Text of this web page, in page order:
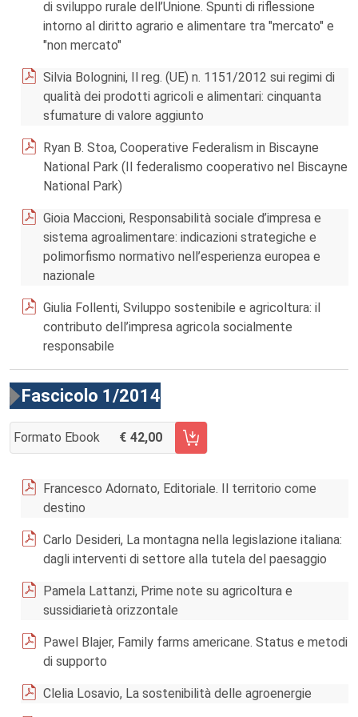
di sviluppo rurale dell’Unione. Spunti di riflessione
intorno al diritto agrario e alimentare tra "mercato" e
"non mercato"
Silvia Bolognini, Il reg. (UE) n. 1151/2012 sui regimi di
qualità dei prodotti agricoli e alimentari: cinquanta
sfumature di valore aggiunto
Ryan B. Stoa, Cooperative Federalism in Biscayne
National Park (Il federalismo cooperativo nel Biscayne
National Park)
Gioia Maccioni, Responsabilità sociale d’impresa e
sistema agroalimentare: indicazioni strategiche e
polimorfismo normativo nell’esperienza europea e
nazionale
Giulia Follenti, Sviluppo sostenibile e agricoltura: il
contributo dell’impresa agricola socialmente
responsabile
Fascicolo 1/2014
Formato Ebook 42,00
AGGIUNGI AL CARRELLO FASCICOLO 1/2014
Francesco Adornato, Editoriale. Il territorio come
destino
Carlo Desideri, La montagna nella legislazione italiana:
dagli interventi di settore alla tutela del paesaggio
Pamela Lattanzi, Prime note su agricoltura e
sussidiarietà orizzontale
Pawel Blajer, Family farms americane. Status e metodi
di supporto
Clelia Losavio, La sostenibilità delle agroenergie